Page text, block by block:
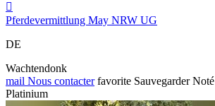

Pferdevermittlung May NRW UG
DE
Wachtendonk
mail Nous contacter favorite Sauvegarder Noté
Platinium